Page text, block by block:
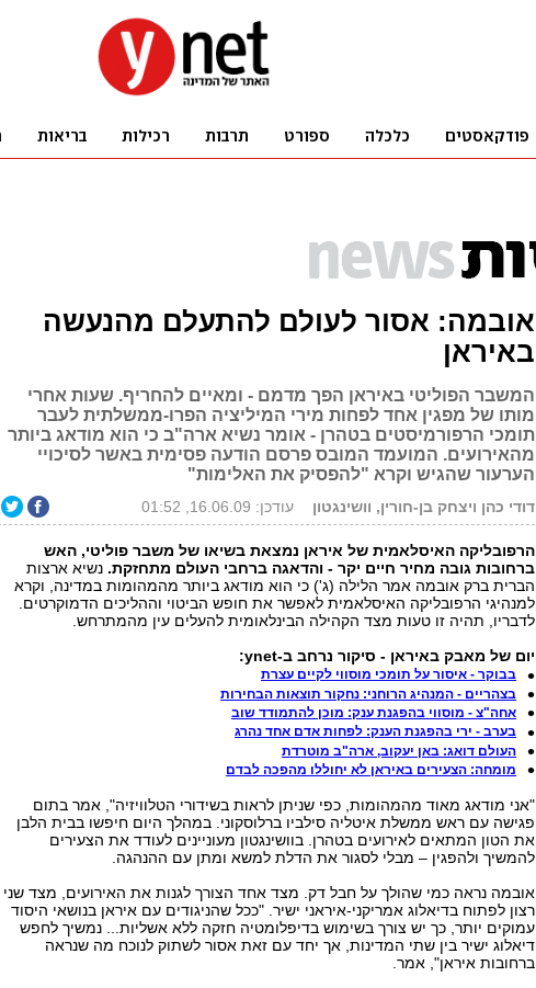
אובמה: אסור לעולם להתעלם מהנעשה
באיראן
המשבר הפוליטי באיראן הפך מדמם - ומאיים להחריף. שעות אחרי
מותו של מפגין אחד לפחות מירי המיליציה הפרו-ממשלתית לעבר
תומכי הרפורמיסטים בטהרן - אומר נשיא ארה"ב כי הוא מודאג ביותר
מהאירועים. המועמד המובס פרסם הודעה פסימית באשר לסיכויי
הערעור שהגיש וקרא "להפסיק את האלימות"
דודי כהן ויצחק בן-חורין, וושינגטון עודכן: 16.06.09, 01:52
הרפובליקה האיסלאמית של איראן נמצאת בשיאו של משבר פוליטי, האש
ברחובות גובה מחיר חיים יקר - והדאגה ברחבי העולם מתחזקת. נשיא ארצות
הברית ברק אובמה אמר הלילה (ג') כי הוא מודאג ביותר מהמהומות במדינה, וקרא
למנהיגי הרפובליקה האיסלאמית לאפשר את חופש הביטוי וההליכים הדמוקרטים.
לדבריו, תהיה זו טעות מצד הקהילה הבינלאומית להעלים עין מהמתרחש.
יום של מאבק באיראן - סיקור נרחב ב-ynet:
בבוקר - איסור על תומכי מוסווי לקיים עצרת
בצהריים - המנהיג הרוחני: נחקור תוצאות הבחירות
אחה"צ - מוסווי בהפגנת ענק: מוכן להתמודד שוב
בערב - ירי בהפגנת הענק: לפחות אדם אחד נהרג
העולם דואג: באן יעקוב, ארה"ב מוטרדת
מומחה: הצעירים באיראן לא יחוללו מהפכה לבדם
"אני מודאג מאוד מהמהומות, כפי שניתן לראות בשידורי הטלוויזיה", אמר בתום
פגישה עם ראש ממשלת איטליה סילביו ברלוסקוני. במהלך היום חיפשו בבית הלבן
את הטון המתאים לאירועים בטהרן. בוושינגטון מעוניינים לעודד את הצעירים
להמשיך ולהפגין – מבלי לסגור את הדלת למשא ומתן עם ההנהגה.
אובמה נראה כמי שהולך על חבל דק. מצד אחד הצורך לגנות את האירועים, מצד שני
רצון לפתוח בדיאלוג אמריקני-איראני ישיר. "ככל שהניגודים עם איראן בנושאי היסוד
עמוקים יותר, כך יש צורך בשימוש בדיפלומטיה חזקה ללא אשליות... נמשיך לחפש
דיאלוג ישיר בין שתי המדינות, אך יחד עם זאת אסור לשתוק לנוכח מה שנראה
ברחובות איראן", אמר.